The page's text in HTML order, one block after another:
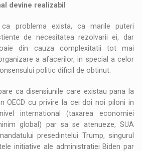
devine realizabil
problema exista, ca marile puteri
de necesitatea rezolvarii ei, dar
din cauza complexitatii tot mai
a afacerilor, in special a celor
politic dificil de obtinut.
ca disensiunile care existau pana la
OECD cu privire la cei doi noi piloni in
international (taxarea economiei
global) par sa se atenueze, SUA
presedintelui Trump, singurul
initiative ale administratiei Biden par